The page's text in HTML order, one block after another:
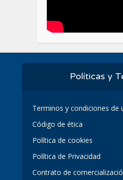
Políticas y
Terminos y condiciones de
Código de ética
Política de cookies
Política de Privacidad
Contrato de